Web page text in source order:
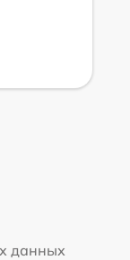
данных